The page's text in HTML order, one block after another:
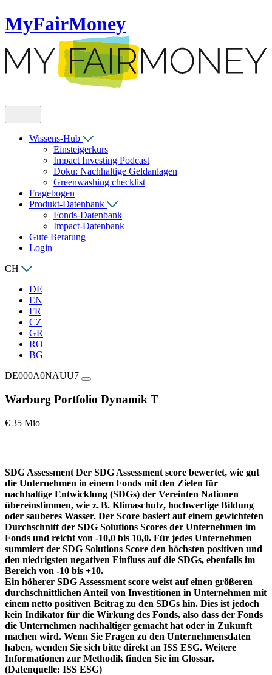
MyFairMoney
Wissens-Hub
Einsteigerkurs
Impact Investing Podcast
Doku: Nachhaltige Geldanlagen
Greenwashing checklist
Fragebogen
Produkt-Datenbank
Fonds-Datenbank
Impact-Datenbank
Gute Beratung
Login
CH
DE
EN
FR
CZ
GR
RO
BG
DE000A0NAUU7
Warburg Portfolio Dynamik T
€ 35 Mio
SDG Assessment Der SDG Assessment score bewertet, wie gut
die Unternehmen in einem Fonds mit den Zielen für
nachhaltige Entwicklung (SDGs) der Vereinten Nationen
übereinstimmen, wie z. B. Klimaschutz, hochwertige Bildung
oder sauberes Wasser. Der Score basiert auf einem gewichteten
Durchschnitt der SDG Solutions Scores der Unternehmen im
Fonds und reicht von -10,0 bis 10,0. Für jedes Unternehmen
summiert der SDG Solutions Score den höchsten positiven und
den niedrigsten negativen Einfluss auf die SDGs, ebenfalls im
Bereich von -10 bis +10.
Ein höherer SDG Assessment score weist auf einen größeren
durchschnittlichen Anteil von Investitionen in Unternehmen mit
einem netto positiven Beitrag zu den SDGs hin. Dies ist jedoch
kein Indikator für die Wirkung des Fonds, also dass der Fonds
die Unternehmen nachhaltiger gemacht hat oder in Zukunft
machen wird. Wenn Sie Fragen zu den Unternehmensdaten
haben, wenden Sie sich bitte direkt an ISS ESG. Weitere
Informationen zur Methodik finden Sie im Glossar.
(Datenquelle: ISS ESG)